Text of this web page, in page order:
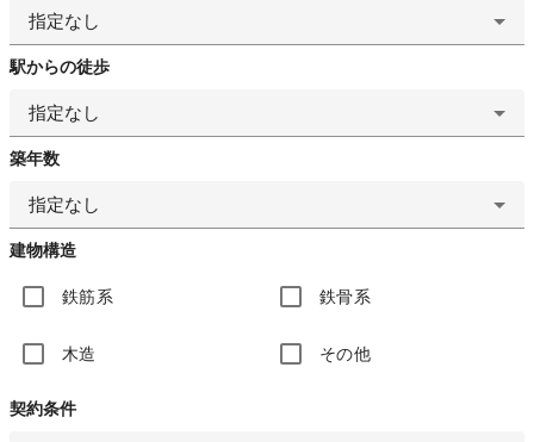
指定なし
駅からの徒歩
指定なし
築年数
指定なし
建物構造
鉄筋系 鉄骨系
木造 その他
契約条件